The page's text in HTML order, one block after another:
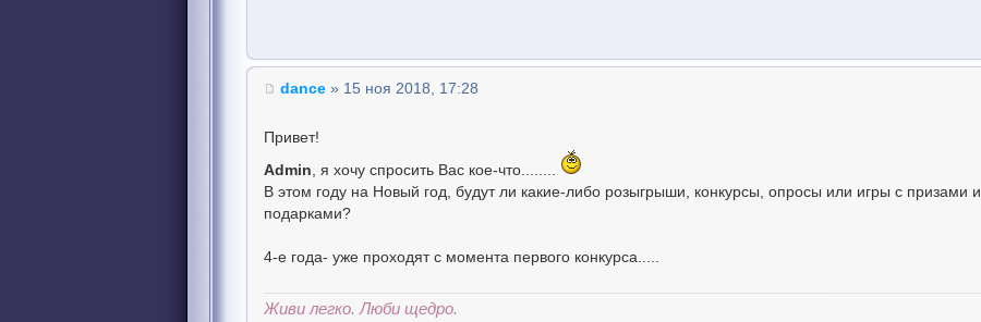
dance » 15 ноя 2018, 17:28
Привет!
Admin, я хочу спросить Вас кое-что........
В этом году на Новый год, будут ли какие-либо розыгрыши, конкурсы, опросы или игры с призами и
подарками?
4-е года- уже проходят с момента первого конкурса.....
Живи легко. Люби щедро.